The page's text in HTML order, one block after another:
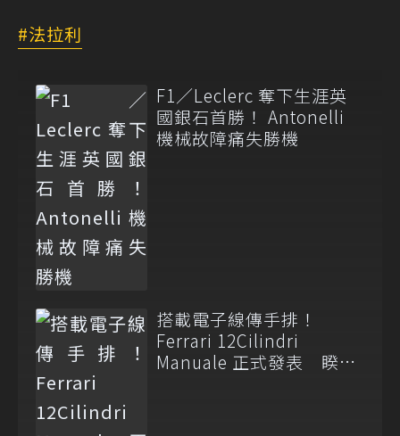
法拉利
F1／Leclerc 奪下生涯英
國銀石首勝！ Antonelli
機械故障痛失勝機
搭載電子線傳手排！
Ferrari 12Cilindri
Manuale 正式發表 睽違